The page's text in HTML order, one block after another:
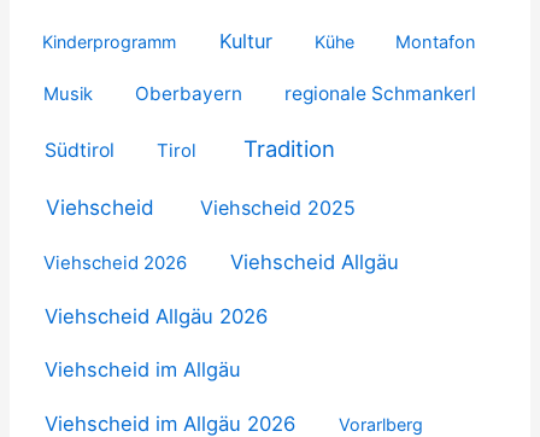
Kinderprogramm Kultur Kühe Montafon
Musik Oberbayern regionale Schmankerl
Südtirol Tirol Tradition
Viehscheid Viehscheid 2025
Viehscheid 2026 Viehscheid Allgäu
Viehscheid Allgäu 2026
Viehscheid im Allgäu
Viehscheid im Allgäu 2026 Vorarlberg